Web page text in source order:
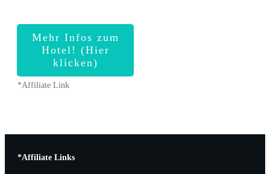
Mehr Infos zum
Hotel! (Hier
klicken)
*Affiliate Link
*Affiliate Links